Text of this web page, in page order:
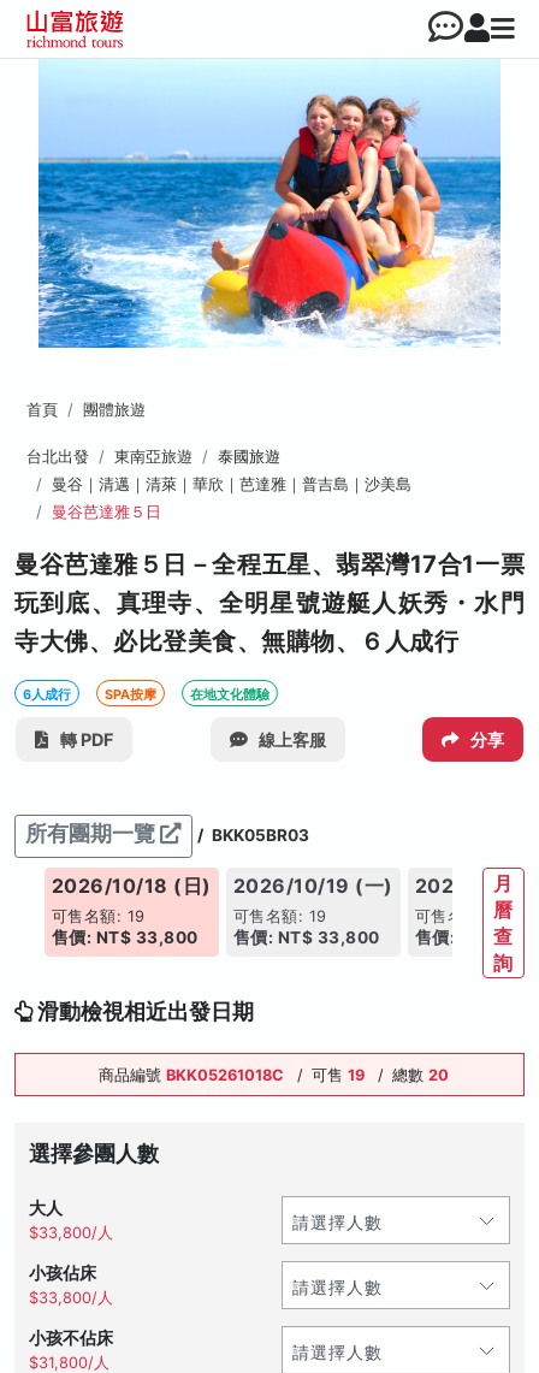
首頁 團體旅遊
台北出發 東南亞旅遊
泰國旅遊
曼谷｜清邁｜清萊｜華欣｜芭達雅｜普吉島｜沙美島
曼谷芭達雅５日
曼谷芭達雅５日－全程五星、翡翠灣17合1一票
玩到底、真理寺、全明星號遊艇人妖秀・水門
寺大佛、必比登美食、無購物、６人成行
6人成行 SPA按摩 在地文化體驗
轉 PDF 線上客服 分享
所有團期一覽 / BKK05BR03
2026/10/18 (日)
可售名額: 19
售價: NT$ 33,800
2026/10/19 (一)
可售名額: 19
售價: NT$ 33,800
2026/10/20
可售名額: 19
售價: NT$
月
曆
查
詢
滑動檢視相近出發日期
商品編號 BKK05261018C / 可售 19 / 總數 20
選擇參團人數
大人
$33,800/人
小孩佔床
$33,800/人
小孩不佔床
$31,800/人